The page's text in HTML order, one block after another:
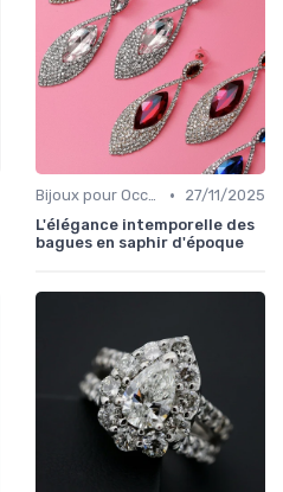
Bijoux pour Occasions Spéciales •
27/11/2025
L'élégance intemporelle des
bagues en saphir d'époque